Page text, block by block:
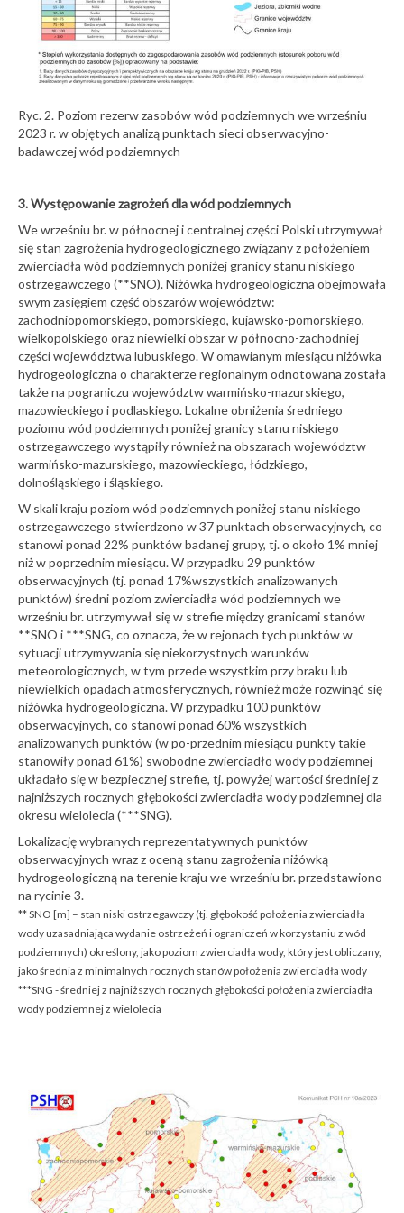
Ryc. 2. Poziom rezerw zasobów wód podziemnych we wrześniu
2023 r. w objętych analizą punktach sieci obserwacyjno-
badawczej wód podziemnych
3. Występowanie zagrożeń dla wód podziemnych
We wrześniu br. w północnej i centralnej części Polski utrzymywał
się stan zagrożenia hydrogeologicznego związany z położeniem
zwierciadła wód podziemnych poniżej granicy stanu niskiego
ostrzegawczego (**SNO). Niżówka hydrogeologiczna obejmowała
swym zasięgiem część obszarów województw:
zachodniopomorskiego, pomorskiego, kujawsko-pomorskiego,
wielkopolskiego oraz niewielki obszar w północno-zachodniej
części województwa lubuskiego. W omawianym miesiącu niżówka
hydrogeologiczna o charakterze regionalnym odnotowana została
także na pograniczu województw warmińsko-mazurskiego,
mazowieckiego i podlaskiego. Lokalne obniżenia średniego
poziomu wód podziemnych poniżej granicy stanu niskiego
ostrzegawczego wystąpiły również na obszarach województw
warmińsko-mazurskiego, mazowieckiego, łódzkiego,
dolnośląskiego i śląskiego.
W skali kraju poziom wód podziemnych poniżej stanu niskiego
ostrzegawczego stwierdzono w 37 punktach obserwacyjnych, co
stanowi ponad 22% punktów badanej grupy, tj. o około 1% mniej
niż w poprzednim miesiącu. W przypadku 29 punktów
obserwacyjnych (tj. ponad 17%wszystkich analizowanych
punktów) średni poziom zwierciadła wód podziemnych we
wrześniu br. utrzymywał się w strefie między granicami stanów
**SNO i ***SNG, co oznacza, że w rejonach tych punktów w
sytuacji utrzymywania się niekorzystnych warunków
meteorologicznych, w tym przede wszystkim przy braku lub
niewielkich opadach atmosferycznych, również może rozwinąć się
niżówka hydrogeologiczna. W przypadku 100 punktów
obserwacyjnych, co stanowi ponad 60% wszystkich
analizowanych punktów (w po-przednim miesiącu punkty takie
stanowiły ponad 61%) swobodne zwierciadło wody podziemnej
układało się w bezpiecznej strefie, tj. powyżej wartości średniej z
najniższych rocznych głębokości zwierciadła wody podziemnej dla
okresu wielolecia (***SNG).
Lokalizację wybranych reprezentatywnych punktów
obserwacyjnych wraz z oceną stanu zagrożenia niżówką
hydrogeologiczną na terenie kraju we wrześniu br. przedstawiono
na rycinie 3.
** SNO [m] – stan niski ostrzegawczy (tj. głębokość położenia zwierciadła
wody uzasadniająca wydanie ostrzeżeń i ograniczeń w korzystaniu z wód
podziemnych) określony, jako poziom zwierciadła wody, który jest obliczany,
jako średnia z minimalnych rocznych stanów położenia zwierciadła wody
***SNG - średniej z najniższych rocznych głębokości położenia zwierciadła
wody podziemnej z wielolecia